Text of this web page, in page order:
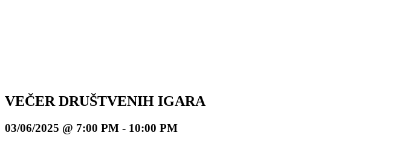
VEČER DRUŠTVENIH IGARA
03/06/2025 @ 7:00 PM - 10:00 PM